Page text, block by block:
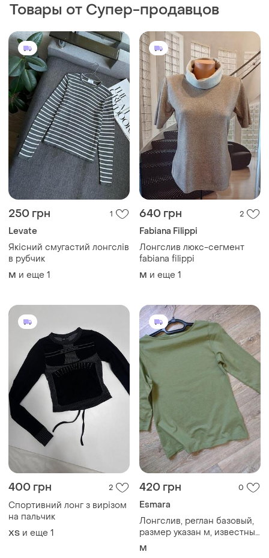
Товары от Супер-продавцов
250 грн 1
Levate
Якісний смугастий лонгслів
в рубчик
M и еще 1
640 грн 2
Fabiana Filippi
Лонгслив люкс-сегмент
fabiana filippi
M и еще 1
400 грн 2
Спортивний лонг з вирізом
на пальчик
ХS и еще 1
420 грн 0
Esmara
Лонгслив, реглан базовый,
размер указан м, известный
бренд, качество - 100
M